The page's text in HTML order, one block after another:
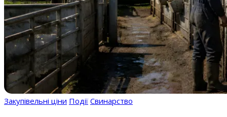
Закупівельні ціни Події Свинарство